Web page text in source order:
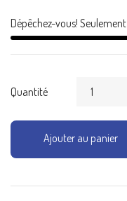
Dépêchez-vous! Seulement
Quantité
Ajouter au panier